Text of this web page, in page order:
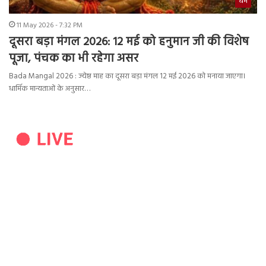
11 May 2026 - 7:32 PM
दूसरा बड़ा मंगल 2026: 12 मई को हनुमान जी की विशेष
पूजा, पंचक का भी रहेगा असर
Bada Mangal 2026 : ज्येष्ठ माह का दूसरा बड़ा मंगल 12 मई 2026 को मनाया जाएगा।
धार्मिक मान्यताओं के अनुसार…